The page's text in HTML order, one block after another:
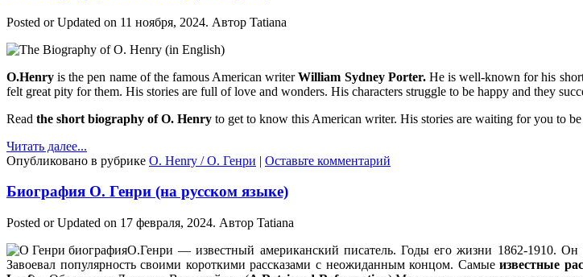
Posted or Updated on 11 ноября, 2024. Автор Tatiana
O.Henry is the pen name of the famous American writerWilliam Sydney Porter.He is well-known for his short
felt great pity for them. His stories are full of love and wonders. His characters struggle to be happy and they
Read the short biography of O. Henry to get to know this American writer. His stories are waiting for you to be
Читать далее...
Опубликовано в рубрике O. Henry / О. Генри | Оставьте комментарий
Биография О. Генри (на русском языке)
Posted or Updated on 17 февраля, 2024. Автор Tatiana
О.Генри — известный американский писатель. Годы его жизни 1862-1910.
Завоевал популярность своими короткими рассказами с неожиданным концом. Самыеизвестные